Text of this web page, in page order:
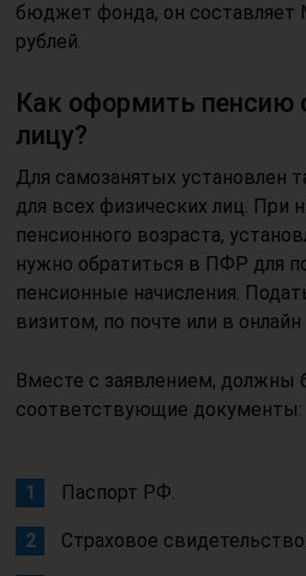
бюджет фонда, он составляет
рублей.
Как оформить пенсию
лицу?
Для самозанятых установлен
для всех физических лиц. При
пенсионного возраста,
нужно обратиться в ПФР для
пенсионные начисления.
визитом, по почте или в онлайн
Вместе с заявлением, должны
соответствующие документы:
Паспорт РФ.
Страховое свидетельство.